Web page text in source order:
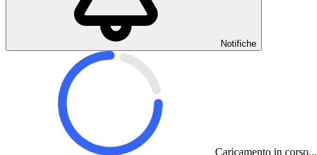
Notifiche
Caricamento in corso...